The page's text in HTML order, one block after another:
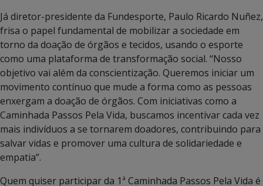
Já diretor-presidente da Fundesporte, Paulo Ricardo Nuñez,
frisa o papel fundamental de mobilizar a sociedade em
torno da doação de órgãos e tecidos, usando o esporte
como uma plataforma de transformação social. “Nosso
objetivo vai além da conscientização. Queremos iniciar um
movimento contínuo que mude a forma como as pessoas
enxergam a doação de órgãos. Com iniciativas como a
Caminhada Passos Pela Vida, buscamos incentivar cada vez
mais indivíduos a se tornarem doadores, contribuindo para
salvar vidas e promover uma cultura de solidariedade e
empatia”.
Quem quiser participar da 1ª Caminhada Passos Pela Vida é